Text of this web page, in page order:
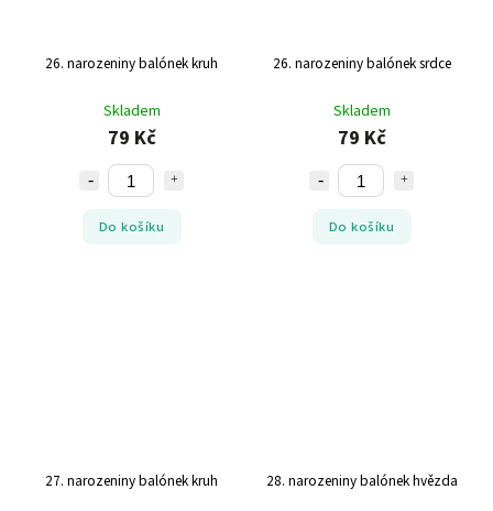
26. narozeniny balónek kruh
Skladem
79 Kč
Do košíku
26. narozeniny balónek srdce
Skladem
79 Kč
Do košíku
27. narozeniny balónek kruh 28. narozeniny balónek hvězda